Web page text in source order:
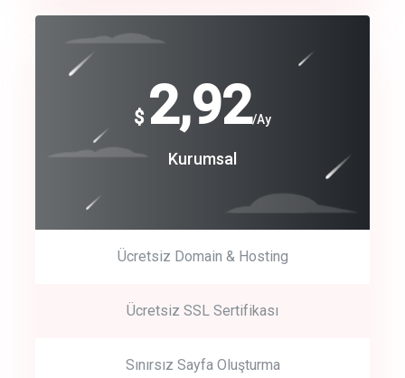
crm auto cync
track energy costs
Get Started
Start by trying our service for 30 days free trial no credit card
$ 2,92/Ay
Kurumsal
Ücretsiz Domain & Hosting
Ücretsiz SSL Sertifikası
Sınırsız Sayfa Oluşturma
$
240
Coroprate